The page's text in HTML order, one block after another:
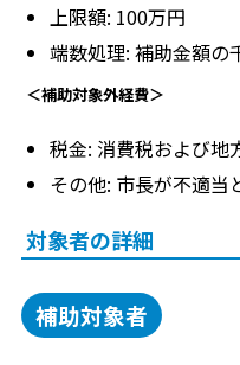
上限額: 100万円
端数処理: 補助金額の
＜補助対象外経費＞
税金: 消費税および地
その他: 市長が不適当
対象者の詳細
補助対象者